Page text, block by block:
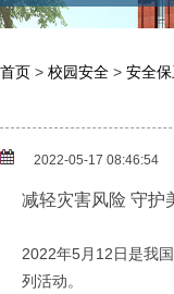
首页 > 校园安全 > 安全保
2022-05-17 08:46:54
减轻灾害风险 守护
2022年5月12日是我
列活动。